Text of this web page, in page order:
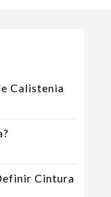
Calistenia
Cintura